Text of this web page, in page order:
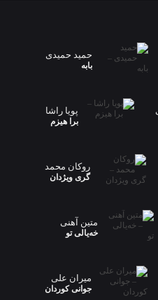
حمید حمیدی
بابه
پویا راشا
برا هیزم
روکان محمد
گری ویژدان
متین آهنی
خەیالی تو
میران علی
جوانی کوردان